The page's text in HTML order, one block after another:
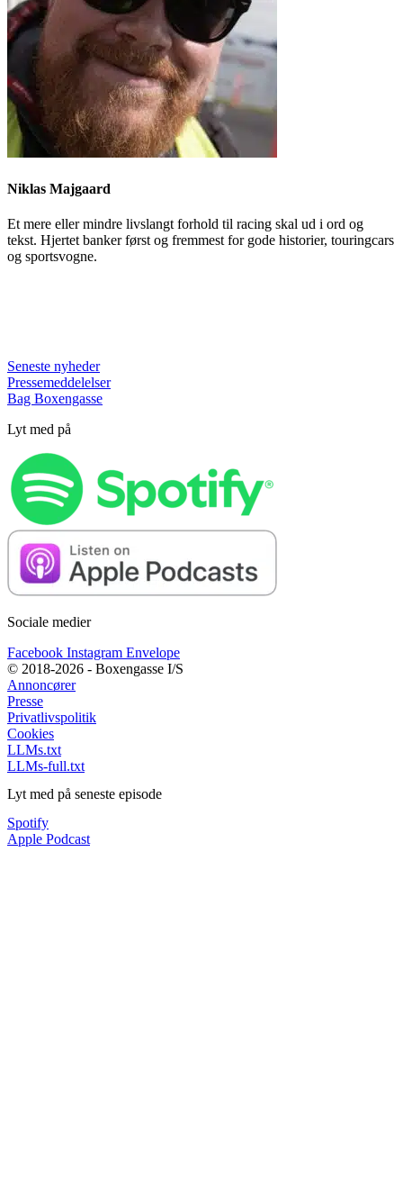
Niklas Majgaard
Et mere eller mindre livslangt forhold til racing skal ud i ord og
tekst. Hjertet banker først og fremmest for gode historier, touringcars
og sportsvogne.
Seneste nyheder
Pressemeddelelser
Bag Boxengasse
Lyt med på
Sociale medier
Facebook Instagram Envelope
© 2018-2026 - Boxengasse I/S
Annoncører
Presse
Privatlivspolitik
Cookies
LLMs.txt
LLMs-full.txt
Lyt med på seneste episode
Spotify
Apple Podcast